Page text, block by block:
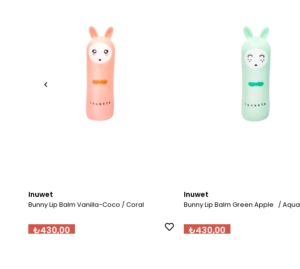
Inuwet
Bunny Lip Balm Vanilla-Coco / Coral
₺430,00
Inuwet
Bunny Lip Balm Green Apple / Aqua
₺430,00